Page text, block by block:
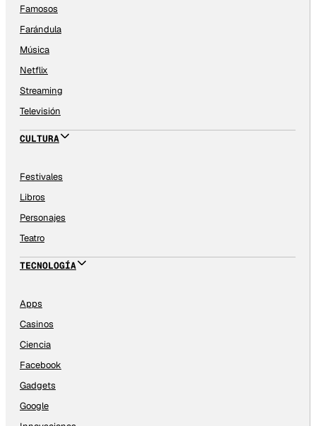
Famosos
Farándula
Música
Netflix
Streaming
Televisión
CULTURA
Festivales
Libros
Personajes
Teatro
TECNOLOGÍA
Apps
Casinos
Ciencia
Facebook
Gadgets
Google